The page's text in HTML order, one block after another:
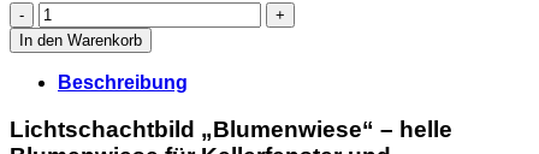
Lichtschachtbild
„Blumenwiese“
-
helle
Blumenwiese
für
Kellerfenster
In den Warenkorb
Beschreibung
Lichtschachtbild „Blumenwiese“ – helle